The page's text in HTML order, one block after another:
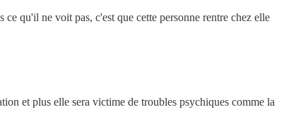
qu'il ne voit pas, c'est que cette personne rentre chez elle
et plus elle sera victime de troubles psychiques comme la